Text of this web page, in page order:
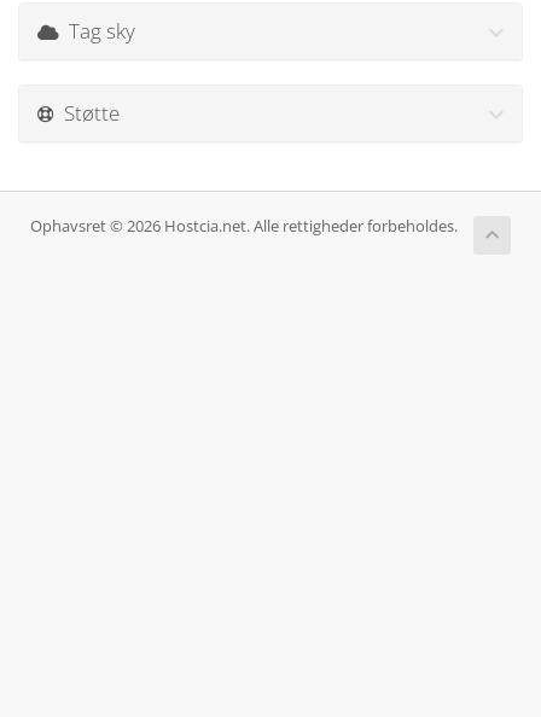
Tag sky
Støtte
Ophavsret © 2026 Hostcia.net. Alle rettigheder forbeholdes.